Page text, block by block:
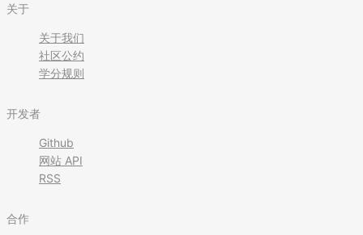
关于
关于我们
社区公约
学分规则
开发者
Github
网站 API
RSS
合作